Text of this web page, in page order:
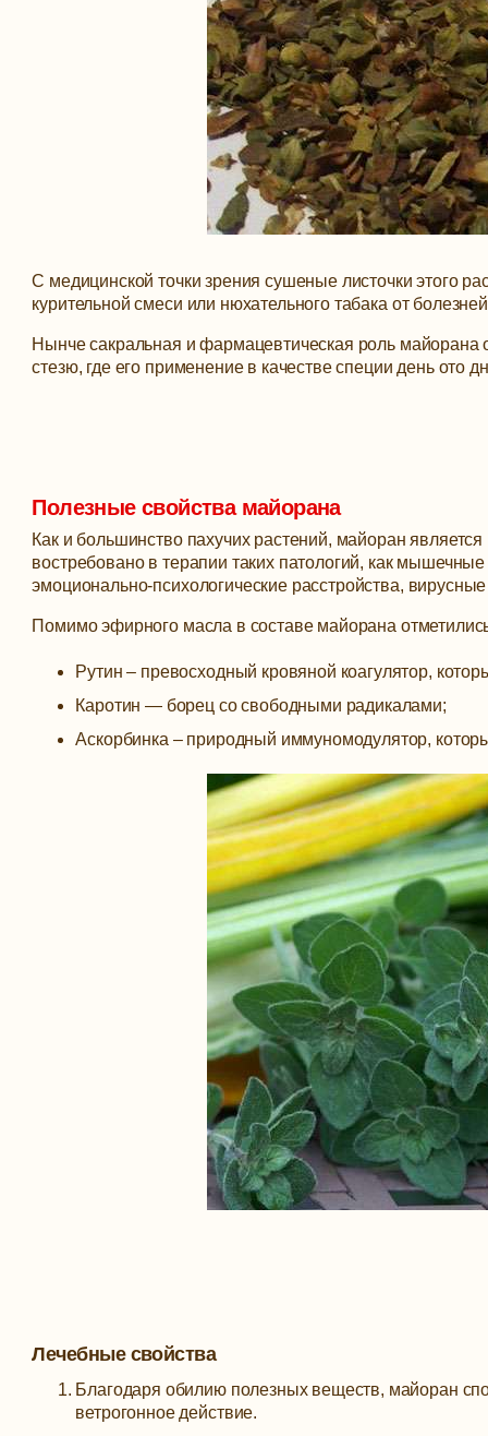
С медицинской точки зрения сушеные листочки этого
курительной смеси или нюхательного табака от
Нынче сакральная и фармацевтическая роль майорана
стезю, где его применение в качестве специи день ото
Полезные свойства майорана
Как и большинство пахучих растений, майоран
востребовано в терапии таких патологий, как
эмоционально-психологические расстройства,
Помимо эфирного масла в составе майорана
Рутин – превосходный кровяной коагулятор,
Каротин — борец со свободными радикалами;
Аскорбинка – природный иммуномодулятор,
Лечебные свойства
Благодаря обилию полезных веществ, майоран
ветрогонное действие.